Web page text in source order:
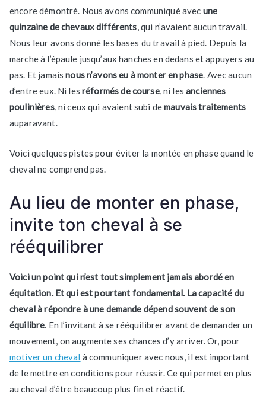
encore démontré. Nous avons communiqué avec une
quinzaine de chevaux différents, qui n’avaient aucun travail.
Nous leur avons donné les bases du travail à pied. Depuis la
marche à l’épaule jusqu’aux hanches en dedans et appuyers au
pas. Et jamaisnous n’avons eu à monter en phase. Avec aucun
d’entre eux. Ni lesréformés de course, ni lesanciennes
poulinières, ni ceux qui avaient subi demauvais traitements
auparavant.
Voici quelques pistes pour éviter la montée en phase quand le
cheval ne comprend pas.
Au lieu de monter en phase,
invite ton cheval à se
rééquilibrer
Voici un point qui n’est tout simplement jamais abordé en
équitation. Et qui est pourtant fondamental. La capacité du
cheval à répondre à une demande dépend souvent de son
équilibre. En l’invitant à se rééquilibrer avant de demander un
mouvement, on augmente ses chances d’y arriver. Or, pour
motiver un cheval à communiquer avec nous, il est important
de le mettre en conditions pour réussir. Ce qui permet en plus
au cheval d’être beaucoup plus fin et réactif.